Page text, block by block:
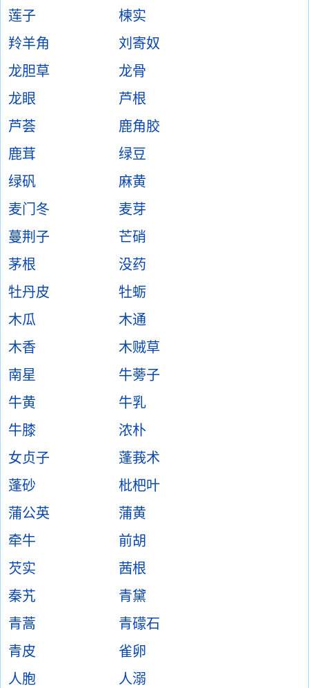
莲子
楝实
羚羊角
刘寄奴
龙胆草
龙骨
龙眼
芦根
芦荟
鹿角胶
鹿茸
绿豆
绿矾
麻黄
麦门冬
麦芽
蔓荆子
芒硝
茅根
没药
牡丹皮
牡蛎
木瓜
木通
木香
木贼草
南星
牛蒡子
牛黄
牛乳
牛膝
浓朴
女贞子
蓬莪术
蓬砂
枇杷叶
蒲公英
蒲黄
牵牛
前胡
芡实
茜根
秦艽
青黛
青蒿
青礞石
青皮
雀卵
人胞
人溺